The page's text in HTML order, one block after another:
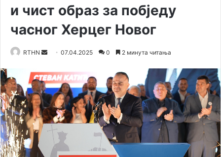
и чист образ за побједу
часног Херцег Новог
RTHN
n
d
a
n
e
07.04.2025 0 2 минута читања